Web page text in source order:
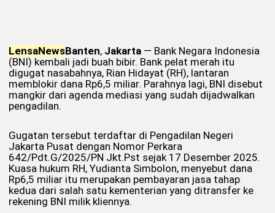
LensaNewsBanten, Jakarta — Bank Negara Indonesia
(BNI) kembali jadi buah bibir. Bank pelat merah itu
digugat nasabahnya, Rian Hidayat (RH), lantaran
memblokir dana Rp6,5 miliar. Parahnya lagi, BNI disebut
mangkir dari agenda mediasi yang sudah dijadwalkan
pengadilan.
Gugatan tersebut terdaftar di Pengadilan Negeri
Jakarta Pusat dengan Nomor Perkara
642/Pdt.G/2025/PN Jkt.Pst sejak 17 Desember 2025.
Kuasa hukum RH, Yudianta Simbolon, menyebut dana
Rp6,5 miliar itu merupakan pembayaran jasa tahap
kedua dari salah satu kementerian yang ditransfer ke
rekening BNI milik kliennya.